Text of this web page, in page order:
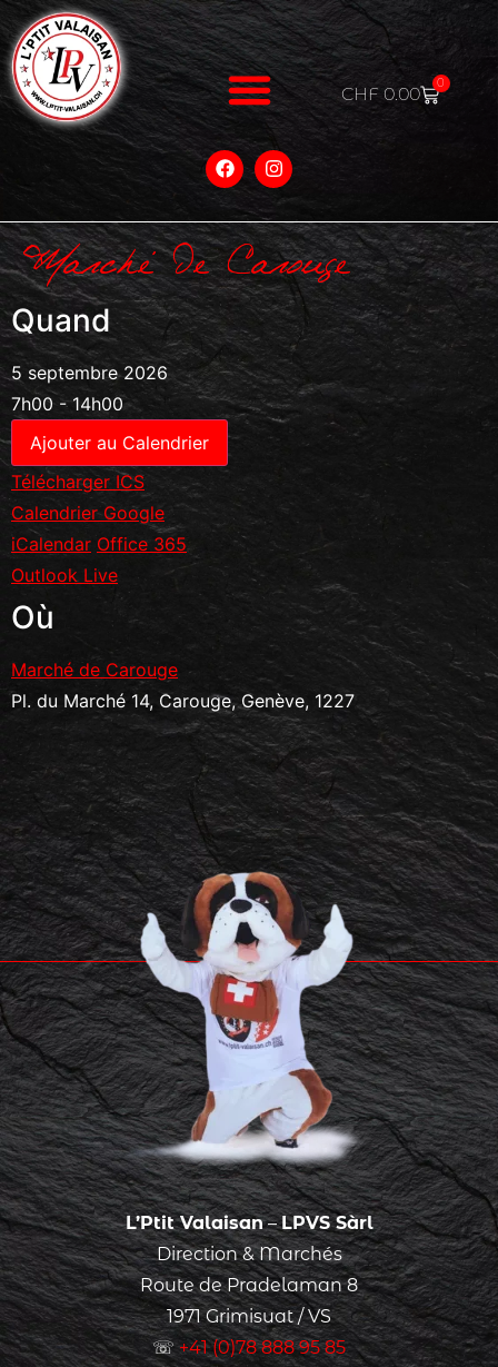
CHF 0.00
0
Marché De Carouge
Quand
5 septembre 2026
7h00 - 14h00
Ajouter au Calendrier
Télécharger ICS
Calendrier Google
iCalendar Office 365
Outlook Live
Où
Marché de Carouge
Pl. du Marché 14, Carouge, Genève, 1227
L’Ptit Valaisan–LPVS Sàrl
Direction & Marchés
Route de Pradelaman 8
1971 Grimisuat / VS
☏ +41 (0)78 888 95 85